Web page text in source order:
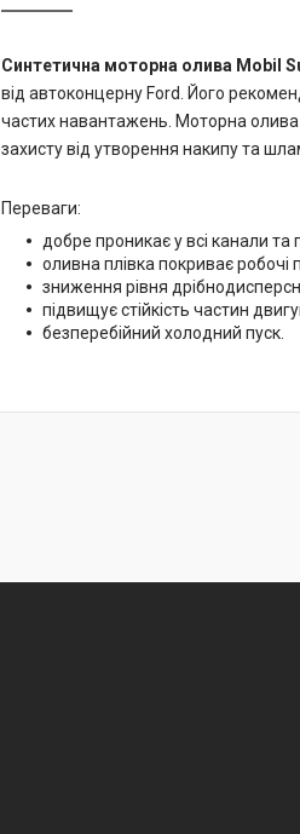
Синтетична моторна олива Mobil
від автоконцерну Ford. Його
частих навантажень. Моторна олива
захисту від утворення накипу та
Переваги:
добре проникає у всі канали та
оливна плівка покриває
зниження рівня
підвищує стійкість частин
безперебійний холодний пуск.